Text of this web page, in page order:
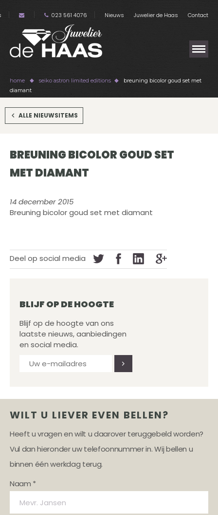
023 561 4076 Nieuws Juwelier de Haas Contact
home seiko astron limited editions
breuning bicolor goud set met
diamant
ALLE NIEUWSITEMS
BREUNING BICOLOR GOUD SET
MET DIAMANT
14 december 2015
Breuning bicolor goud set met diamant
Deel op social media
BLIJF OP DE HOOGTE
Blijf op de hoogte van ons
laatste nieuws, aanbiedingen
en social media.
WILT U LIEVER EVEN BELLEN?
Heeft u vragen en wilt u daarover teruggebeld worden?
Vul dan hieronder uw telefoonnummer in. Wij bellen u
binnen één werkdag terug.
Naam *